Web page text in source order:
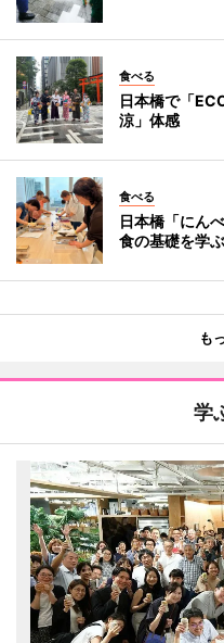
食べる
日本橋で「
涼」体感
食べる
日本橋「にん
食の基礎を学ぶ
も
学